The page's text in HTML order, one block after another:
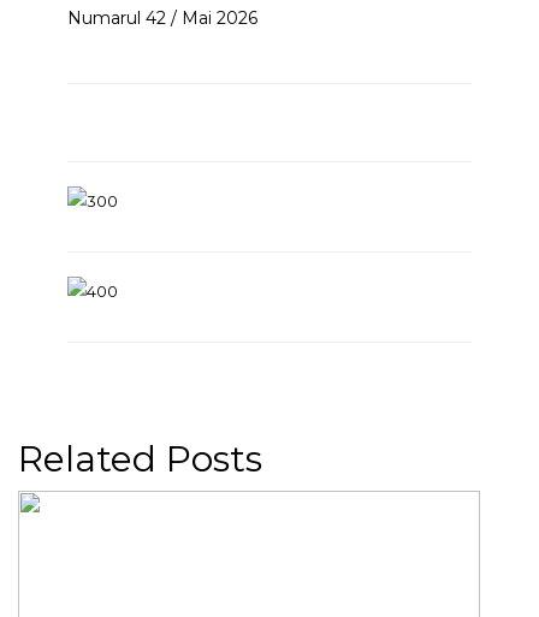
Numarul 42 / Mai 2026
Related Posts